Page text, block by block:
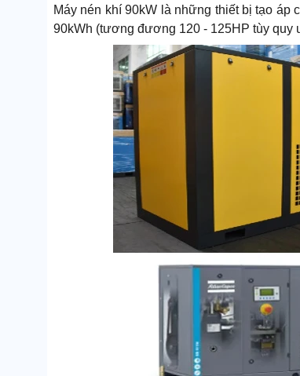
Máy nén khí 90kW là những thiết bị tạo áp
90kWh (tương đương 120 - 125HP tùy quy